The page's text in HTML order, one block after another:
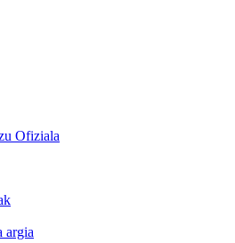
Ofiziala
argia